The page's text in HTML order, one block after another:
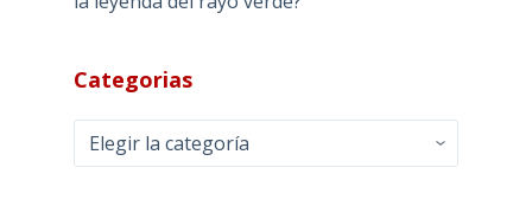
Categorias
Categorias